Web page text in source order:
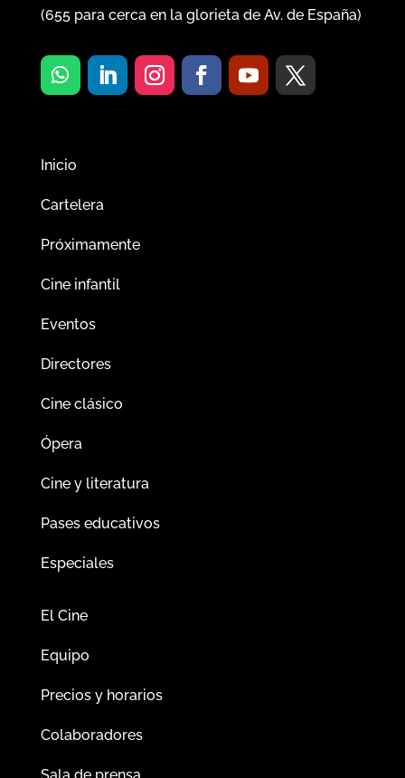
(655para cerca en la glorieta de Av. de España)
Inicio
Cartelera
Próximamente
Cine infantil
Eventos
Directores
Cine clásico
Ópera
Cine y literatura
Pases educativos
Especiales
El Cine
Equipo
Precios y horarios
Colaboradores